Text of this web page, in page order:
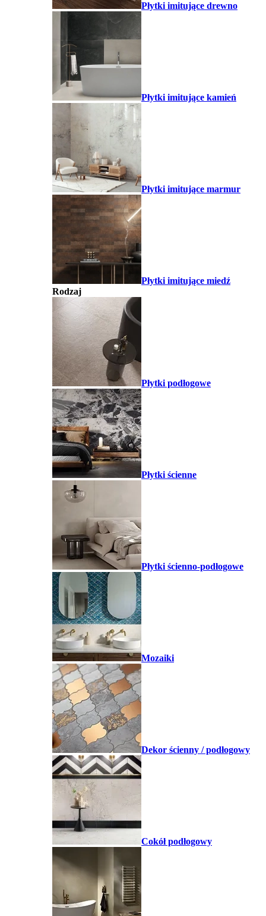
Płytki imitujące drewno
Płytki imitujące kamień
Płytki imitujące marmur
Płytki imitujące miedź
Rodzaj
Płytki podłogowe
Płytki ścienne
Płytki ścienno-podłogowe
Mozaiki
Dekor ścienny / podłogowy
Cokół podłogowy